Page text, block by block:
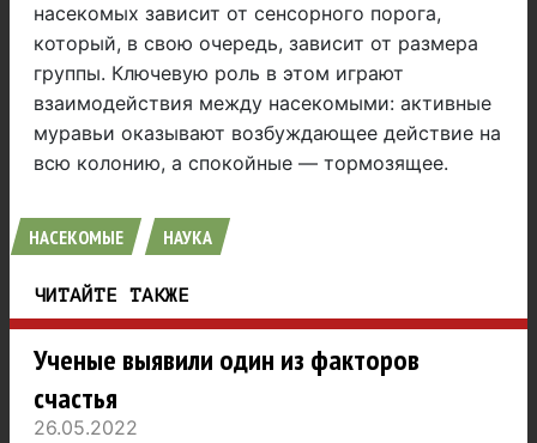
насекомых зависит от сенсорного порога,
который, в свою очередь, зависит от размера
группы. Ключевую роль в этом играют
взаимодействия между насекомыми: активные
муравьи оказывают возбуждающее действие на
всю колонию, а спокойные — тормозящее.
НАСЕКОМЫЕ НАУКА
ЧИТАЙТЕ ТАКЖЕ
Ученые выявили один из факторов
счастья
26.05.2022